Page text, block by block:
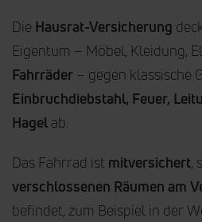
Die Hausrat-Versicherung
Eigentum – Möbel, Kleidung,
Fahrräder – gegen klassische
Einbruchdiebstahl, Feuer,
Hagel ab.
Das Fahrrad ist mitversichert,
verschlossenen Räumen am
befindet, zum Beispiel in der